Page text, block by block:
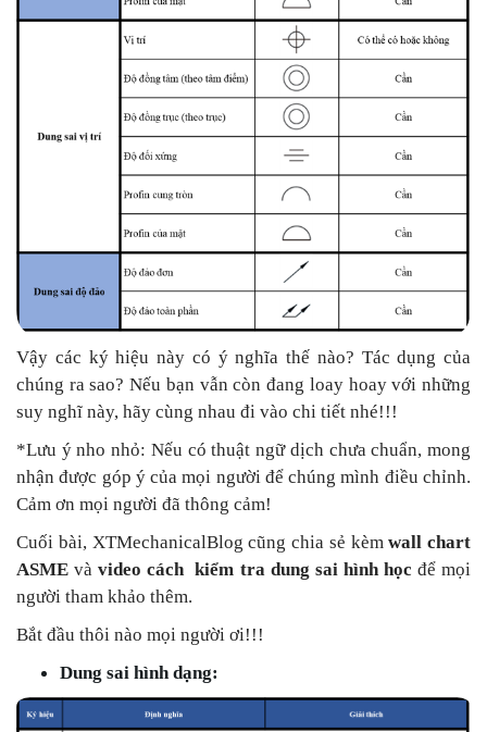
Vậy các ký hiệu này có ý nghĩa thế nào? Tác dụng của
chúng ra sao? Nếu bạn vẫn còn đang loay hoay với những
suy nghĩ này, hãy cùng nhau đi vào chi tiết nhé!!!
*Lưu ý nho nhỏ: Nếu có thuật ngữ dịch chưa chuẩn, mong
nhận được góp ý của mọi người để chúng mình điều chỉnh.
Cảm ơn mọi người đã thông cảm!
Cuối bài, XTMechanicalBlog cũng chia sẻ kèmwall chart
ASME vàvideo cách kiểm tra dung sai hình học để mọi
người tham khảo thêm.
Bắt đầu thôi nào mọi người ơi!!!
Dung sai hình dạng: